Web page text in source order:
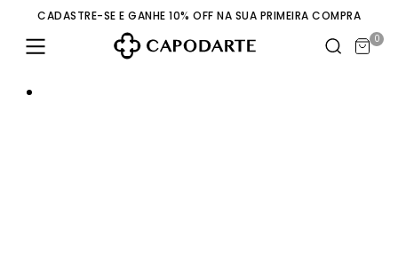
CADASTRE-SE E GANHE 10% OFF NA SUA PRIMEIRA COMPRA
0